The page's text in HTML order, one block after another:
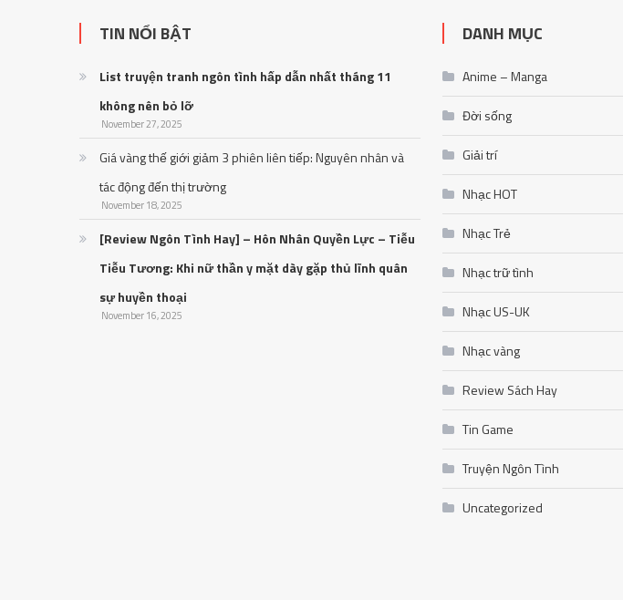
TIN NỔI BẬT
List truyện tranh ngôn tình hấp dẫn nhất tháng 11
không nên bỏ lỡ
November 27, 2025
Giá vàng thế giới giảm 3 phiên liên tiếp: Nguyên nhân và
tác động đến thị trường
November 18, 2025
[Review Ngôn Tình Hay] – Hôn Nhân Quyền Lực – Tiễu
Tiễu Tương: Khi nữ thần y mặt dày gặp thủ lĩnh quân
sự huyền thoại
November 16, 2025
DANH MỤC
Anime – Manga
Đời sống
Giải trí
Nhạc HOT
Nhạc Trẻ
Nhạc trữ tình
Nhạc US-UK
Nhạc vàng
Review Sách Hay
Tin Game
Truyện Ngôn Tình
Uncategorized